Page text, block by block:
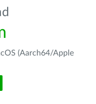
(Aarch64/Apple